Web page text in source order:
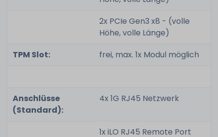
2x PCIe Gen3 x8 - (volle
Höhe, volle Länge)
TPM Slot:
frei, max. 1x Modul möglich
Anschlüsse
(Standard):
4x 1G RJ45 Netzwerk
1x iLO RJ45 Remote Port